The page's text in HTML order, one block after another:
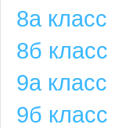
8а класс
8б класс
9а класс
9б класс